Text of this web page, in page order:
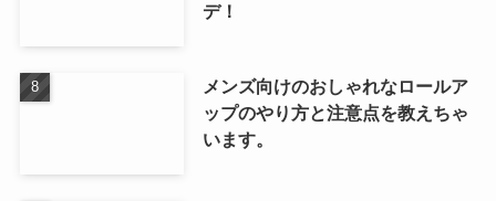
デ！
メンズ向けのおしゃれなロールア
ップのやり方と注意点を教えちゃ
います。